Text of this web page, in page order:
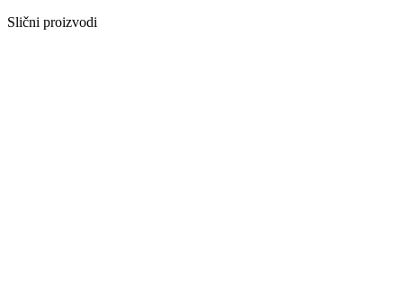
Slični proizvodi